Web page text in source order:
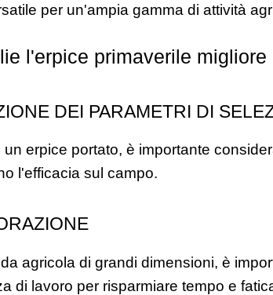
per un'ampia gamma di attività
l'erpice primaverile
DEI PARAMETRI DI
erpice portato, è importante
l'efficacia sul campo.
agricola di grandi dimensioni, è
di lavoro per risparmiare tempo e